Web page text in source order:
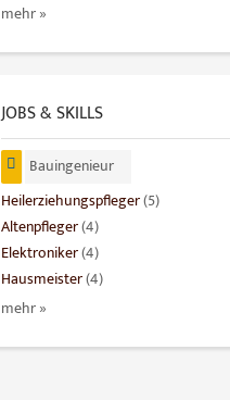
mehr »
JOBS & SKILLS
Bauingenieur
Heilerziehungspfleger(5)
Altenpfleger(4)
Elektroniker(4)
Hausmeister(4)
mehr »